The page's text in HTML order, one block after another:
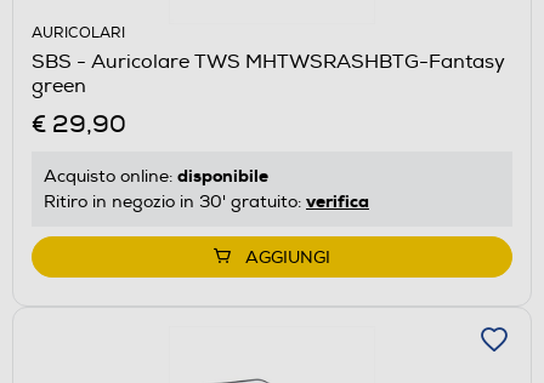
AURICOLARI
SBS - Auricolare TWS MHTWSRASHBTG-Fantasy
green
€ 29,90
Acquisto online: disponibile
Ritiro in negozio in 30' gratuito: verifica
AGGIUNGI